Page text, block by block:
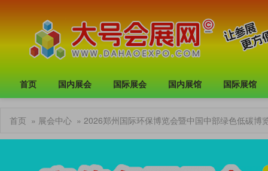
首页 国内展会 国际展会 国内展馆 国际展馆
首页 » 展会中心 » 2026郑州国际环保博览会暨中国中部绿色低碳博